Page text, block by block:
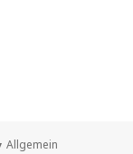
Kategorien
Allgemein